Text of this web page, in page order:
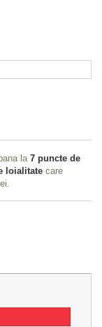
la 7 puncte de
loialitate care